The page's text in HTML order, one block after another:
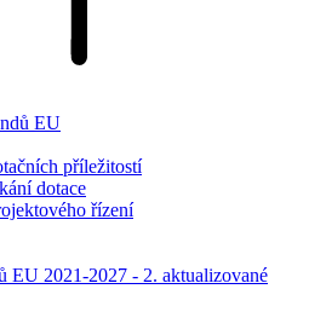
EU
příležitostí
dotace
řízení
EU 2021-2027 - 2. aktualizované